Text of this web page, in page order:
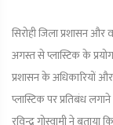
सिरोही जिला प्रशासन
अगस्त से प्लास्टिक के
प्रशासन के अधिकारियों
प्लास्टिक पर प्रतिबंध